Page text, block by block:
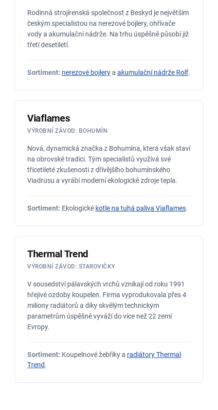
Rodinná strojírenská společnost z Beskyd je největším
českým specialistou na nerezové bojlery, ohřívače
vody a akumulační nádrže. Na trhu úspěšně působí již
třetí desetiletí.
Sortiment: nerezové bojlerya akumulační nádrže Rolf.
Viaflames
VÝROBNÍ ZÁVOD: BOHUMÍN
Nová, dynamická značka z Bohumína, která však staví
na obrovské tradici. Tým specialistů využívá své
třicetileté zkušenosti z dřívějšího bohumínského
Viadrusu a vyrábí moderní ekologické zdroje tepla.
Sortiment: Ekologické kotle na tuhá paliva Viaflames.
Thermal Trend
VÝROBNÍ ZÁVOD: STAROVIČKY
V sousedství pálavských vrchů vznikají od roku 1991
hřejivé ozdoby koupelen. Firma vyprodukovala přes 4
miliony radiátorů a díky skvělým technickým
parametrům úspěšně vyváží do více než 22 zemí
Evropy.
Sortiment: Koupelnové žebříky a radiátory Thermal
Trend.